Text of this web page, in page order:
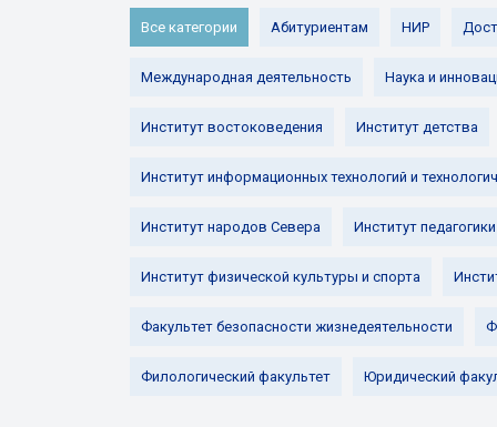
Все категории Абитуриентам НИР
Международная деятельность Наука и
Институт востоковедения Институт детства
Институт информационных технологий и
Институт народов Севера Институт педагогики
Институт физической культуры и спорта
Факультет безопасности жизнедеятельности
Филологический факультет Юридический